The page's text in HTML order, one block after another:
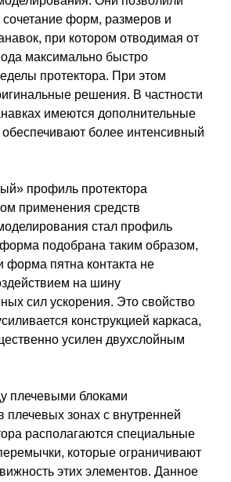
сочетание форм, размеров и
при котором отводимая от
максимально быстро
протектора. При этом
решения. В частности
имеются дополнительные
более интенсивный
профиль протектора
применения средств
стал профиль
форма подобрана таким образом,
форма пятна контакта не
на шину
сил ускорения. Это свойство
конструкцией каркаса,
усилен двухслойным
плечевыми блоками
плечевых зонах с внутренней
располагаются специальные
которые ограничивают
этих элементов. Данное